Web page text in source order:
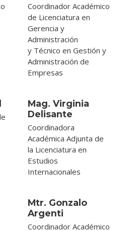
Coordinador Académico
de Licenciatura en
Gerencia y
Administración
y Técnico en Gestión y
Administración de
Empresas
Mag. Virginia
Delisante
Coordinadora
Académica Adjunta de
la Licenciatura en
Estudios
Internacionales
Mtr. Gonzalo
Argenti
Coordinador Académico